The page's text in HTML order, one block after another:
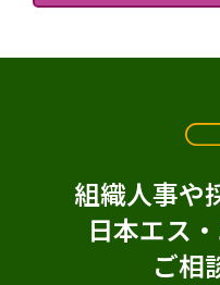
組織人事や
日本エス
ご相